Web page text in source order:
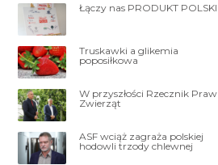
Łączy nas PRODUKT POLSKI
Truskawki a glikemia
poposiłkowa
W przyszłości Rzecznik Praw
Zwierząt
ASF wciąż zagraża polskiej
hodowli trzody chlewnej